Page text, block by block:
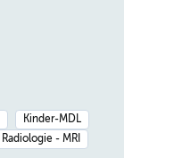
Kinder-MDL
Radiologie - MRI